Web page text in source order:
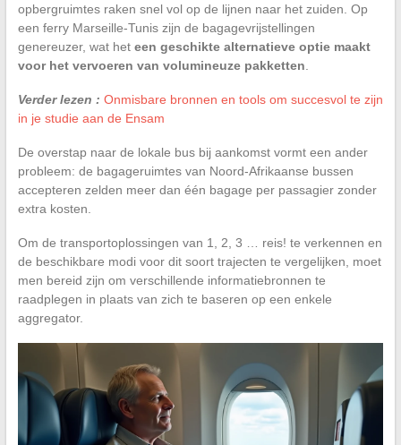
opbergruimtes raken snel vol op de lijnen naar het zuiden. Op
een ferry Marseille-Tunis zijn de bagagevrijstellingen
genereuzer, wat het een geschikte alternatieve optie maakt
voor het vervoeren van volumineuze pakketten
Verder lezen : Onmisbare bronnen en tools om succesvol te zijn
in je studie aan de Ensam
De overstap naar de lokale bus bij aankomst vormt een ander
probleem: de bagageruimtes van Noord-Afrikaanse bussen
accepteren zelden meer dan één bagage per passagier zonder
extra kosten.
Om de transportoplossingen van 1, 2, 3 … reis! te verkennen en
de beschikbare modi voor dit soort trajecten te vergelijken, moet
men bereid zijn om verschillende informatiebronnen te
raadplegen in plaats van zich te baseren op een enkele
aggregator.